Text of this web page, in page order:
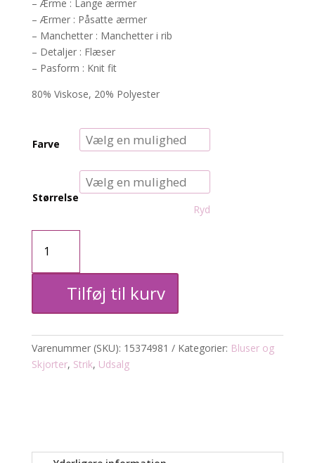
– Ærme : Lange ærmer
– Ærmer : Påsatte ærmer
– Manchetter : Manchetter i rib
– Detaljer : Flæser
– Pasform : Knit fit
80% Viskose, 20% Polyester
Farve
Størrelse
Ryd
CARluis
Strik
m.flæsekant
antal
Tilføj til kurv
Varenummer (SKU): 15374981 Kategorier: Bluser og
Skjorter, Strik, Udsalg